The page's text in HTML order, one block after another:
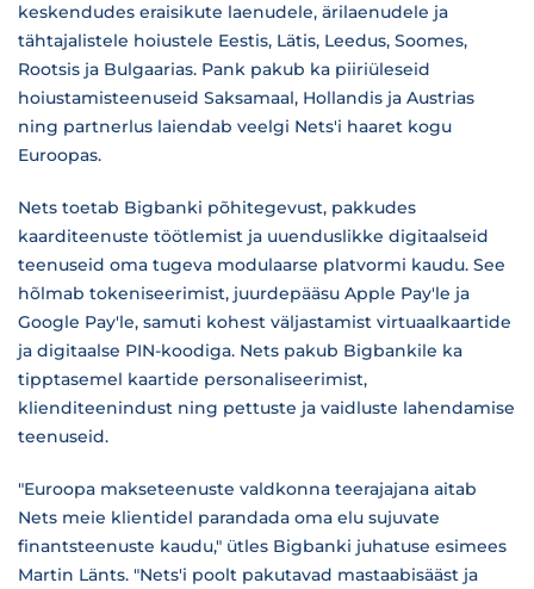
keskendudes eraisikute laenudele, ärilaenudele ja
tähtajalistele hoiustele Eestis, Lätis, Leedus, Soomes,
Rootsis ja Bulgaarias. Pank pakub ka piiriüleseid
hoiustamisteenuseid Saksamaal, Hollandis ja Austrias
ning partnerlus laiendab veelgi Nets'i haaret kogu
Euroopas.
Nets toetab Bigbanki põhitegevust, pakkudes
kaarditeenuste töötlemist ja uuenduslikke digitaalseid
teenuseid oma tugeva modulaarse platvormi kaudu. See
hõlmab tokeniseerimist, juurdepääsu Apple Pay'le ja
Google Pay'le, samuti kohest väljastamist virtuaalkaartide
ja digitaalse PIN-koodiga. Nets pakub Bigbankile ka
tipptasemel kaartide personaliseerimist,
klienditeenindust ning pettuste ja vaidluste lahendamise
teenuseid.
"Euroopa makseteenuste valdkonna teerajajana aitab
Nets meie klientidel parandada oma elu sujuvate
finantsteenuste kaudu," ütles Bigbanki juhatuse esimees
Martin Länts. "Nets'i poolt pakutavad mastaabisääst ja